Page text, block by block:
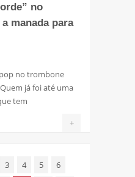
no
manada para
no trombone
já foi até uma
tem
+
3 4 5
6